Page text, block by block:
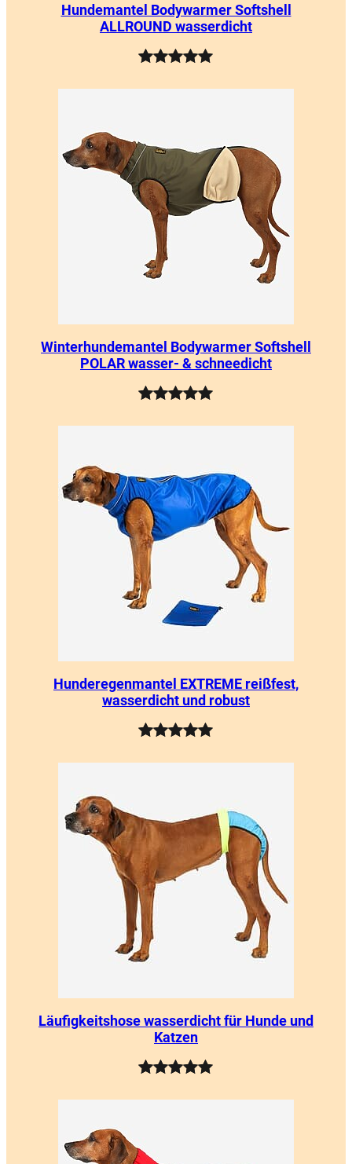
Hundemantel Bodywarmer Softshell
ALLROUND wasserdicht
basierend
auf
Kundenbewertungen
Winterhundemantel Bodywarmer Softshell
POLAR wasser- & schneedicht
basierend
auf
Kundenbewertungen
Hunderegenmantel EXTREME reißfest,
wasserdicht und robust
basierend
auf
Kundenbewertungen
Läufigkeitshose wasserdicht für Hunde und
Katzen
basierend